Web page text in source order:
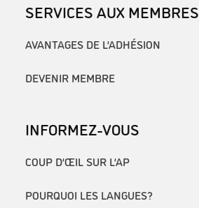
SERVICES AUX MEMBRES
AVANTAGES DE L’ADHÉSION
DEVENIR MEMBRE
INFORMEZ-VOUS
COUP D’ŒIL SUR L’AP
POURQUOI LES LANGUES?